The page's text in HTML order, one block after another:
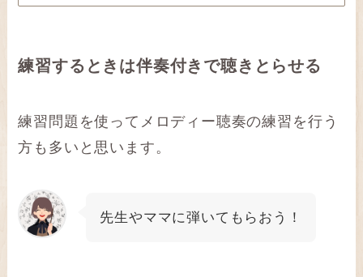
練習するときは伴奏付きで聴きとらせる
練習問題を使ってメロディー聴奏の練習を行う
方も多いと思います。
先生やママに弾いてもらおう！